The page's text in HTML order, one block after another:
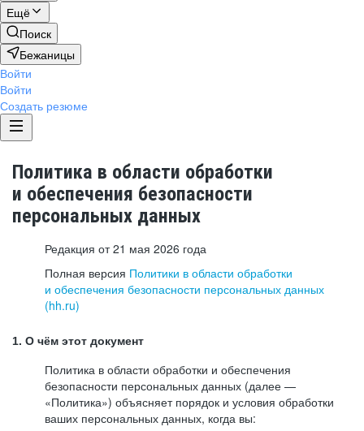
Ещё
Поиск
Бежаницы
Войти
Войти
Создать резюме
Политика в области обработки
и обеспечения безопасности
персональных данных
Редакция от 21 мая 2026 года
Полная версия Политики в области обработки
и обеспечения безопасности персональных данных
(hh.ru)
1. О чём этот документ
Политика в области обработки и обеспечения
безопасности персональных данных (далее —
«Политика») объясняет порядок и условия обработки
ваших персональных данных, когда вы: